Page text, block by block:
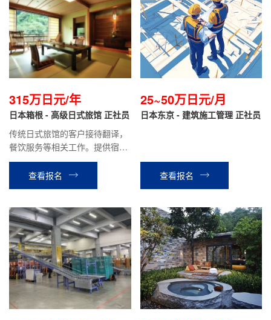
315万日元/年
日本箱根 - 高级日式旅馆 正社员
传统日式旅馆的客户接待翻译，
餐饮服务等相关工作。提供宿
舍，单人间|生活成本低，0压
力！正社员，績工作有保障|有带
薪体假，员工旅行，福利拉满！
查看报名
25~50万日元/月
日本东京 - 建筑施工管理 正社员
查看报名